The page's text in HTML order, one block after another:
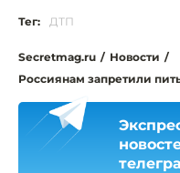
Тег: ДТП
Secretmag.ru / Новости /
Россиянам запретили